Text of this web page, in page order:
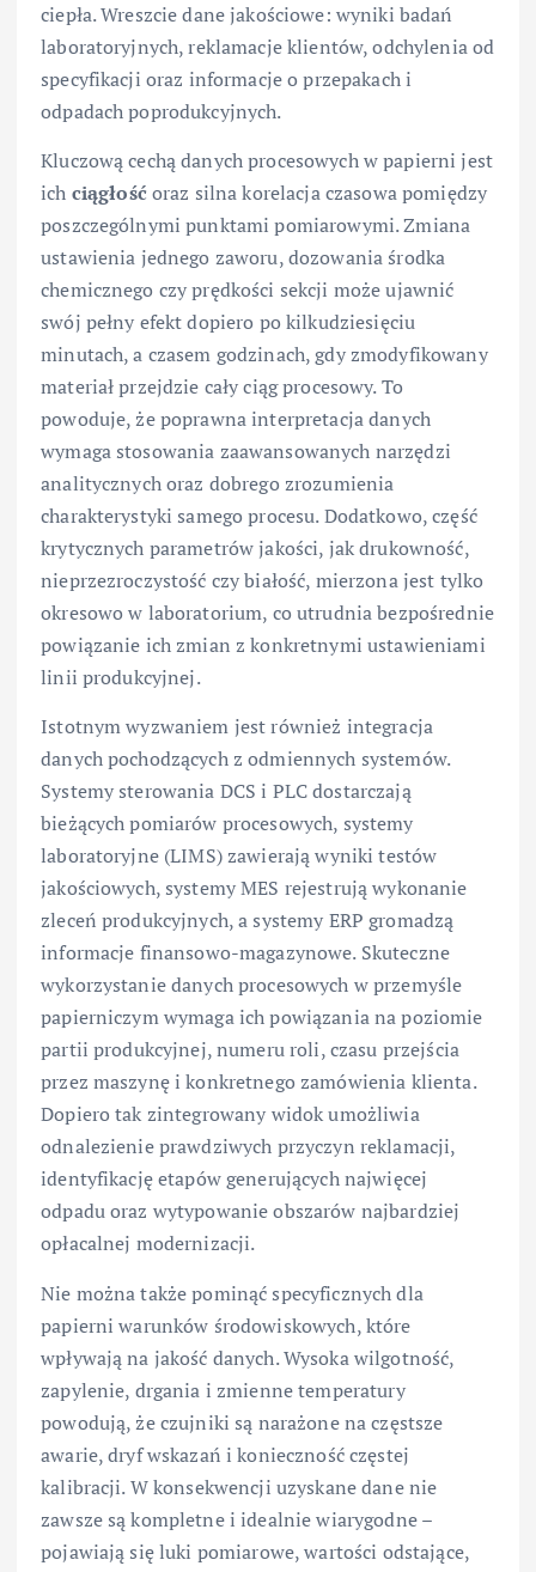
ciepła. Wreszcie dane jakościowe: wyniki badań
laboratoryjnych, reklamacje klientów, odchylenia od
specyfikacji oraz informacje o przepakach i
odpadach poprodukcyjnych.
Kluczową cechą danych procesowych w papierni jest
ich ciągłość oraz silna korelacja czasowa pomiędzy
poszczególnymi punktami pomiarowymi. Zmiana
ustawienia jednego zaworu, dozowania środka
chemicznego czy prędkości sekcji może ujawnić
swój pełny efekt dopiero po kilkudziesięciu
minutach, a czasem godzinach, gdy zmodyfikowany
materiał przejdzie cały ciąg procesowy. To
powoduje, że poprawna interpretacja danych
wymaga stosowania zaawansowanych narzędzi
analitycznych oraz dobrego zrozumienia
charakterystyki samego procesu. Dodatkowo, część
krytycznych parametrów jakości, jak drukowność,
nieprzezroczystość czy białość, mierzona jest tylko
okresowo w laboratorium, co utrudnia bezpośrednie
powiązanie ich zmian z konkretnymi ustawieniami
linii produkcyjnej.
Istotnym wyzwaniem jest również integracja
danych pochodzących z odmiennych systemów.
Systemy sterowania DCS i PLC dostarczają
bieżących pomiarów procesowych, systemy
laboratoryjne (LIMS) zawierają wyniki testów
jakościowych, systemy MES rejestrują wykonanie
zleceń produkcyjnych, a systemy ERP gromadzą
informacje finansowo-magazynowe. Skuteczne
wykorzystanie danych procesowych w przemyśle
papierniczym wymaga ich powiązania na poziomie
partii produkcyjnej, numeru roli, czasu przejścia
przez maszynę i konkretnego zamówienia klienta.
Dopiero tak zintegrowany widok umożliwia
odnalezienie prawdziwych przyczyn reklamacji,
identyfikację etapów generujących najwięcej
odpadu oraz wytypowanie obszarów najbardziej
opłacalnej modernizacji.
Nie można także pominąć specyficznych dla
papierni warunków środowiskowych, które
wpływają na jakość danych. Wysoka wilgotność,
zapylenie, drgania i zmienne temperatury
powodują, że czujniki są narażone na częstsze
awarie, dryf wskazań i konieczność częstej
kalibracji. W konsekwencji uzyskane dane nie
zawsze są kompletne i idealnie wiarygodne –
pojawiają się luki pomiarowe, wartości odstające,